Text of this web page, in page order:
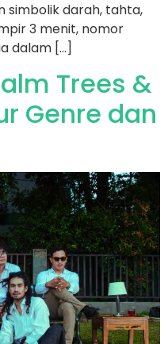
simbolik darah, tahta,
3 menit, nomor
dalam […]
Trees &
Genre dan